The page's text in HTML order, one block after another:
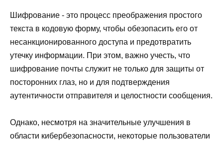
Шифрование - это процесс преображения простого
текста в кодовую форму, чтобы обезопасить его от
несанкционированного доступа и предотвратить
утечку информации. При этом, важно учесть, что
шифрование почты служит не только для защиты от
посторонних глаз, но и для подтверждения
аутентичности отправителя и целостности сообщения.
Однако, несмотря на значительные улучшения в
области кибербезопасности, некоторые пользователи